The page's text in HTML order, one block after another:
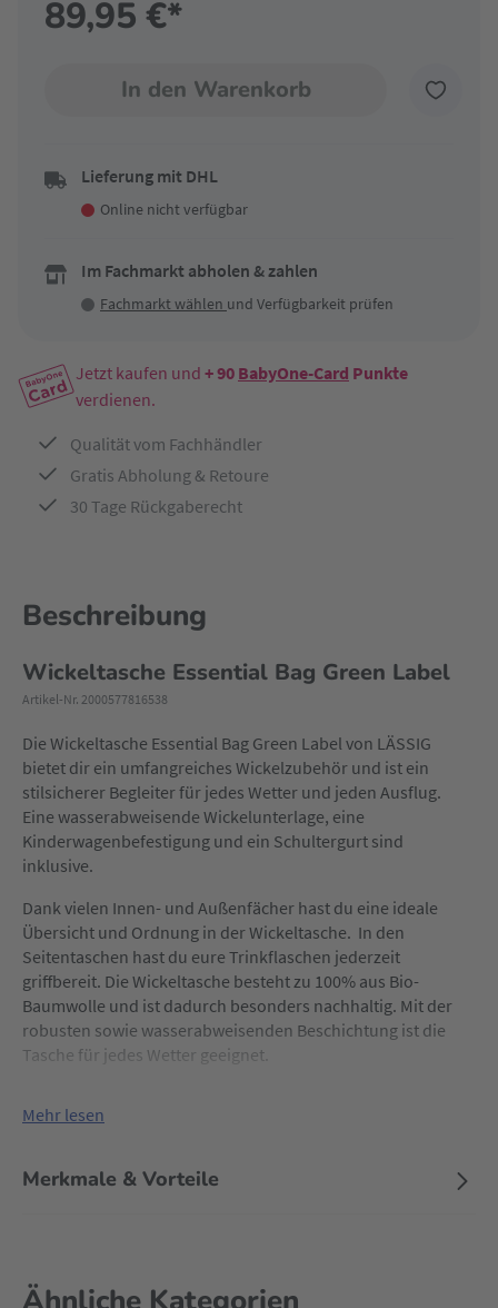
89,95 €*
In den Warenkorb
Lieferung mit DHL
Online nicht verfügbar
Im Fachmarkt abholen & zahlen
Fachmarkt wählen und Verfügbarkeit prüfen
Jetzt kaufen und + 90 BabyOne-Card Punkte
verdienen.
Qualität vom Fachhändler
Gratis Abholung & Retoure
30 Tage Rückgaberecht
Beschreibung
Wickeltasche Essential Bag Green Label
Artikel-Nr. 2000577816538
Die Wickeltasche Essential Bag Green Label von LÄSSIG
bietet dir ein umfangreiches Wickelzubehör und ist ein
stilsicherer Begleiter für jedes Wetter und jeden Ausflug.
Eine wasserabweisende Wickelunterlage, eine
Kinderwagenbefestigung und ein Schultergurt sind
inklusive.
Dank vielen Innen- und Außenfächer hast du eine ideale
Übersicht und Ordnung in der Wickeltasche. In den
Seitentaschen hast du eure Trinkflaschen jederzeit
griffbereit. Die Wickeltasche besteht zu 100% aus Bio-
Baumwolle und ist dadurch besonders nachhaltig. Mit der
robusten sowie wasserabweisenden Beschichtung ist die
Tasche für jedes Wetter geeignet.
Mehr lesen
Merkmale & Vorteile